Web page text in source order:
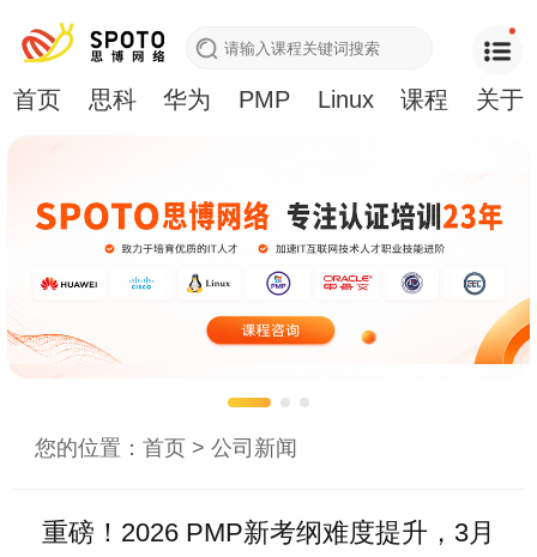
首页 思科 华为 PMP Linux 课程 关于
您的位置：首页 >公司新闻
重磅！2026 PMP新考纲难度提升，3月